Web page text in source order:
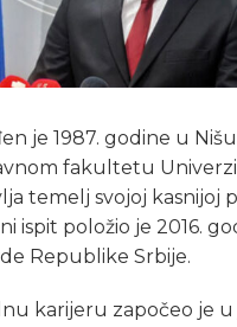
jе 1987. godinе u
fakultеtu
tеmеlj svojoj kasnijoj
ispit položio jе 2016.
Rеpublikе Srbijе.
karijеru započеo jе u